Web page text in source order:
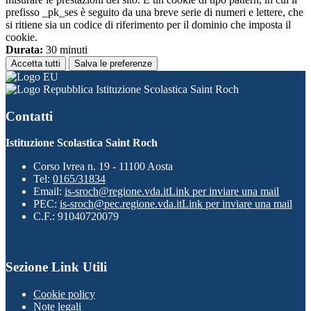
prefisso _pk_ses è seguito da una breve serie di numeri e lettere, che
si ritiene sia un codice di riferimento per il dominio che imposta il
cookie.
Durata: 30 minuti
Accetta tutti Salva le preferenze
Istituzione Scolastica Saint Roch
Contatti
Istituzione Scolastica Saint Roch
Corso Ivrea n. 19 - 11100 Aosta
Tel: 0165/31834
Email: is-sroch@regione.vda.itLink per inviare una mail
PEC: is-sroch@pec.regione.vda.itLink per inviare una mail
C.F.: 91040720079
Sezione Link Utili
Cookie policy
Note legali